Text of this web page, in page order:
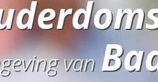
van